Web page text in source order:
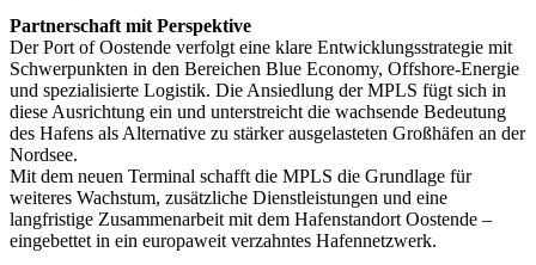
Partnerschaft mit Perspektive
Der Port of Oostende verfolgt eine klare Entwicklungsstrategie mit
Schwerpunkten in den Bereichen Blue Economy, Offshore-Energie
und spezialisierte Logistik. Die Ansiedlung der MPLS fügt sich in
diese Ausrichtung ein und unterstreicht die wachsende Bedeutung
des Hafens als Alternative zu stärker ausgelasteten Großhäfen an der
Nordsee.
Mit dem neuen Terminal schafft die MPLS die Grundlage für
weiteres Wachstum, zusätzliche Dienstleistungen und eine
langfristige Zusammenarbeit mit dem Hafenstandort Oostende –
eingebettet in ein europaweit verzahntes Hafennetzwerk.